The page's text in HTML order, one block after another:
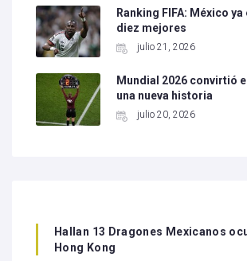
Ranking FIFA: México
diez mejores
julio 21, 2026
Mundial 2026 convirtió
una nueva historia
julio 20, 2026
Hallan 13 Dragones Mexicanos
Hong Kong